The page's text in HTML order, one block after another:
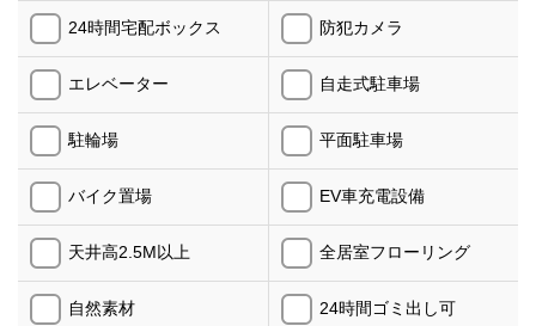
24時間宅配ボックス 防犯カメラ
エレベーター 自走式駐車場
駐輪場 平面駐車場
バイク置場 EV車充電設備
天井高2.5M以上 全居室フローリング
自然素材 24時間ゴミ出し可